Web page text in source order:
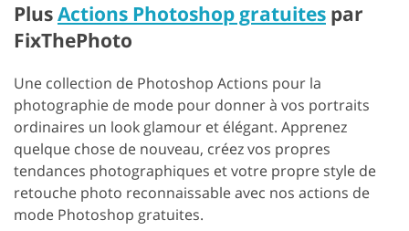
PlusActions Photoshop gratuites par
FixThePhoto
Une collection de Photoshop Actions pour la
photographie de mode pour donner à vos portraits
ordinaires un look glamour et élégant. Apprenez
quelque chose de nouveau, créez vos propres
tendances photographiques et votre propre style de
retouche photo reconnaissable avec nos actions de
mode Photoshop gratuites.